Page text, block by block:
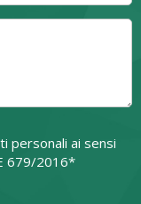
personali ai sensi
679/2016*
lasciare vuoto